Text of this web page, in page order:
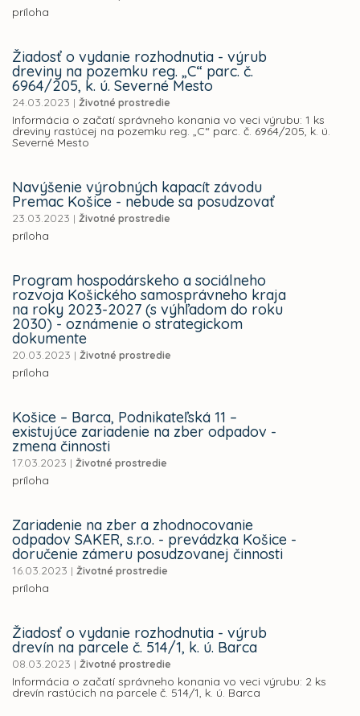
príloha
Žiadosť o vydanie rozhodnutia - výrub
dreviny na pozemku reg. „C“ parc. č.
6964/205, k. ú. Severné Mesto
24.03.2023 | Životné prostredie
Informácia o začatí správneho konania vo veci výrubu: 1 ks
dreviny rastúcej na pozemku reg. „C“ parc. č. 6964/205, k. ú.
Severné Mesto
Navýšenie výrobných kapacít závodu
Premac Košice - nebude sa posudzovať
23.03.2023 | Životné prostredie
príloha
Program hospodárskeho a sociálneho
rozvoja Košického samosprávneho kraja
na roky 2023-2027 (s výhľadom do roku
2030) - oznámenie o strategickom
dokumente
20.03.2023 | Životné prostredie
príloha
Košice – Barca, Podnikateľská 11 –
existujúce zariadenie na zber odpadov -
zmena činnosti
17.03.2023 | Životné prostredie
príloha
Zariadenie na zber a zhodnocovanie
odpadov SAKER, s.r.o. - prevádzka Košice -
doručenie zámeru posudzovanej činnosti
16.03.2023 | Životné prostredie
príloha
Žiadosť o vydanie rozhodnutia - výrub
drevín na parcele č. 514/1, k. ú. Barca
08.03.2023 | Životné prostredie
Informácia o začatí správneho konania vo veci výrubu: 2 ks
drevín rastúcich na parcele č. 514/1, k. ú. Barca